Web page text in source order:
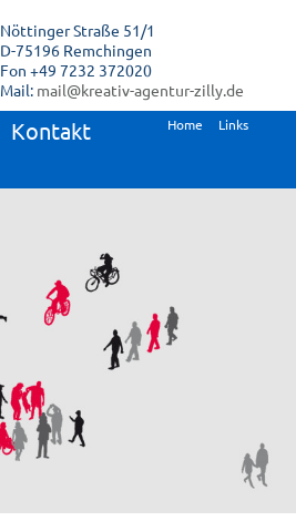
Nöttinger Straße 51/1
D-75196 Remchingen
Fon +49 7232 372020
Mail: mail@kreativ-agentur-zilly.de
Kontakt Home Links